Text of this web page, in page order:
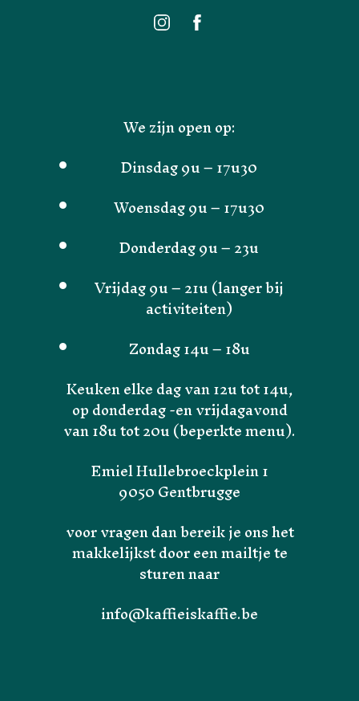
Home
Over Ons
We zijn open op:
Dinsdag 9u – 17u30
Woensdag 9u – 17u30
Donderdag 9u – 23u
Vrijdag 9u – 21u (langer bij
activiteiten)
Zondag 14u – 18u
Keuken elke dag van 12u tot 14u,
op donderdag -en vrijdagavond
van 18u tot 20u (beperkte menu).
Emiel Hullebroeckplein 1
9050 Gentbrugge
voor vragen dan bereik je ons het
makkelijkst door een mailtje te
sturen naar
info@kaffieiskaffie.be